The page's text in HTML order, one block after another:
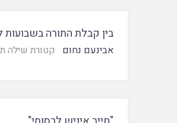
בין קבלת התורה
אבינעם נחום קטורת שילה